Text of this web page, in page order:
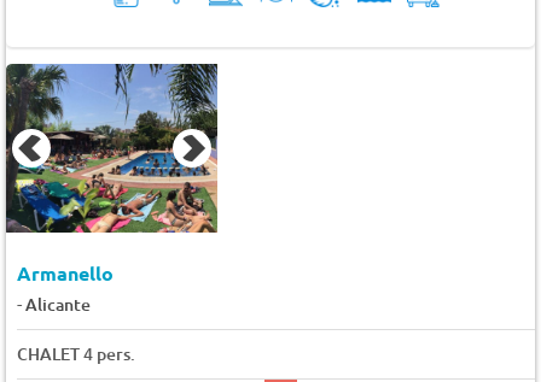
Armanello
-Alicante
CHALET 4 pers.